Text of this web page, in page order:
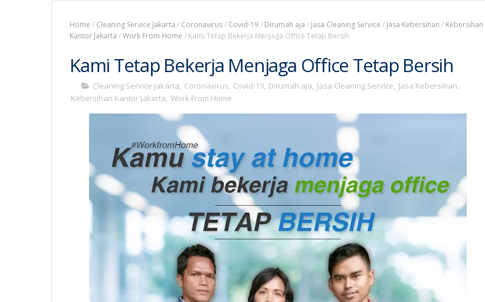
Home / Cleaning Service Jakarta / Coronavirus/ Covid-19/ Dirumah aja / Jasa Cleaning Service / Jasa Kebersihan / Kebersihan
Kantor Jakarta /Work From Home / Kami Tetap Bekerja Menjaga Office Tetap Bersih
Kami Tetap Bekerja Menjaga Office Tetap Bersih
Cleaning Service Jakarta, Coronavirus, Covid-19, Dirumah aja, Jasa Cleaning Service, Jasa Kebersihan,
Kebersihan Kantor Jakarta, Work From Home